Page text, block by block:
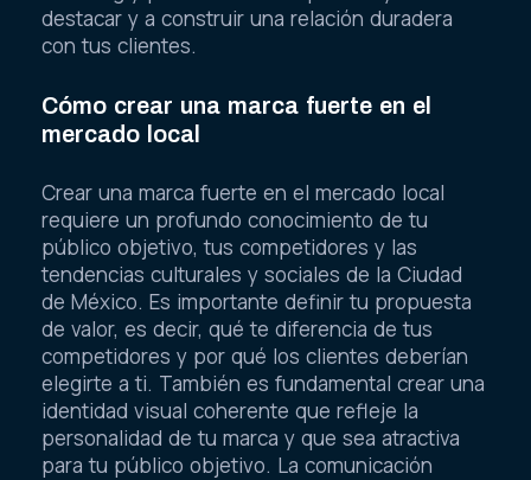
destacar y a construir una relación duradera
con tus clientes.
Cómo crear una marca fuerte en el
mercado local
Crear una marca fuerte en el mercado local
requiere un profundo conocimiento de tu
público objetivo, tus competidores y las
tendencias culturales y sociales de la Ciudad
de México. Es importante definir tu propuesta
de valor, es decir, qué te diferencia de tus
competidores y por qué los clientes deberían
elegirte a ti. También es fundamental crear una
identidad visual coherente que refleje la
personalidad de tu marca y que sea atractiva
para tu público objetivo. La comunicación